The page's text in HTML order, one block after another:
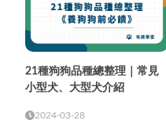
21種狗狗品種總整理｜常見
小型犬、大型犬介紹
2024-03-28